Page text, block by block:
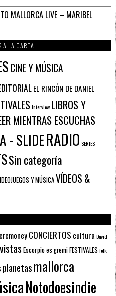
MALLORCA LIVE – MARIBEL
A LA CARTA
CINE Y MÚSICA
EL RINCÓN DE DANIEL
Interview LIBROS Y
MIENTRAS ESCUCHAS
- SLIDERADIO SERIES
Sin categoría
Y MÚSICAVÍDEOS &
CONCIERTOS cultura David
Escorpioes gremiFESTIVALES folk
planetasmallorca
Notodoesindie